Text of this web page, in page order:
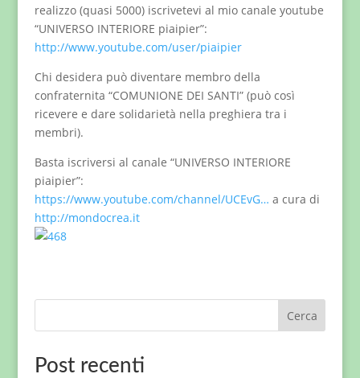
realizzo (quasi 5000) iscrivetevi al mio canale youtube
“UNIVERSO INTERIORE piaipier”:
http://www.youtube.com/user/piaipier
Chi desidera può diventare membro della
confraternita “COMUNIONE DEI SANTI” (può così
ricevere e dare solidarietà nella preghiera tra i
membri).
Basta iscriversi al canale “UNIVERSO INTERIORE
piaipier”:
https://www.youtube.com/channel/UCEvG… a cura di
http://mondocrea.it
Cerca
Post recenti